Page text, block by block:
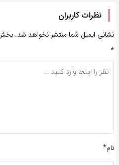
نظرات کاربران
نشانی ایمیل شما منتشر نخواهد شد.
*
نام*